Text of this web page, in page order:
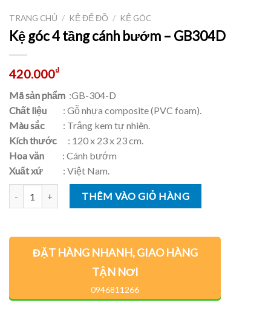
TRANG CHỦ / KỆ ĐỂ ĐỒ / KỆ GÓC
Kệ góc 4 tầng cánh bướm – GB304D
420.000₫
Mã sản phẩm :GB-304-D
Chất liệu : Gỗ nhựa composite (PVC foam).
Màu sắc
: Trắng kem tự nhiên.
Kích thước : 120 x 23 x 23 cm.
Hoa văn : Cánh bướm
Xuất xứ
: Việt Nam.
THÊM VÀO GIỎ HÀNG
ĐẶT HÀNG NHANH, GIAO HÀNG
TẬN NƠI
0946811266